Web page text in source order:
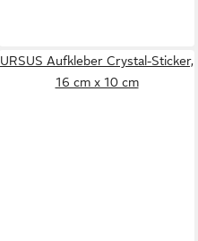
URSUS Aufkleber Crystal-Sticker,
16 cm x 10 cm